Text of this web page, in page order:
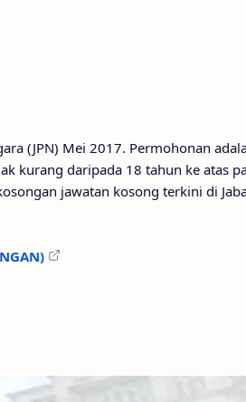
(JPN) Mei 2017. Permohonan
kurang daripada 18 tahun ke atas
jawatan kosong terkini di